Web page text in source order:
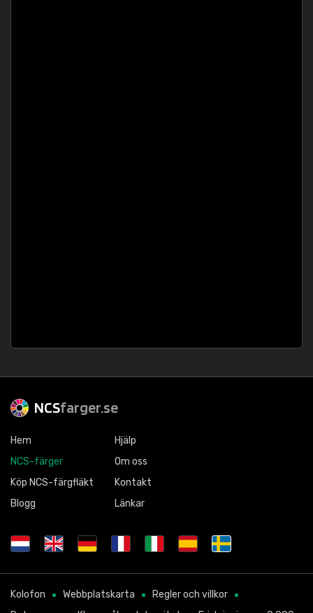
NCSfarger.se
Hem
NCS-färger
Köp NCS-färgfläkt
Blogg
Hjälp
Om oss
Kontakt
Länkar
Kolofon Webbplatskarta
Regler och villkor